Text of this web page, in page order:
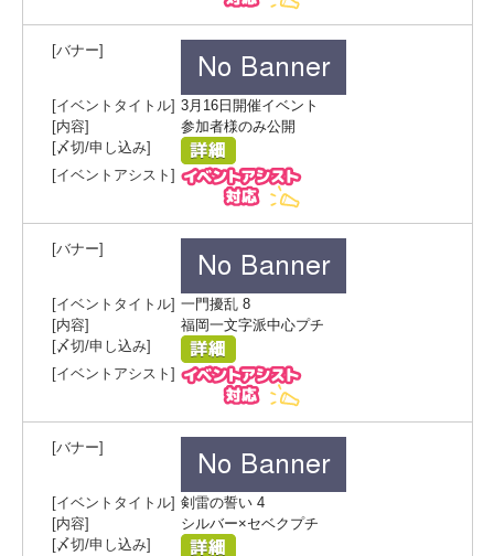
3月16日開催イベント
参加者様のみ公開
一門擾乱 8
福岡一文字派中心プチ
剣雷の誓い 4
シルバー×セベクプチ